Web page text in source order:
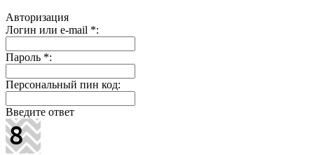
Авторизация
Логин или e-mail *:
Пароль *:
Персональный пин код:
Введите ответ